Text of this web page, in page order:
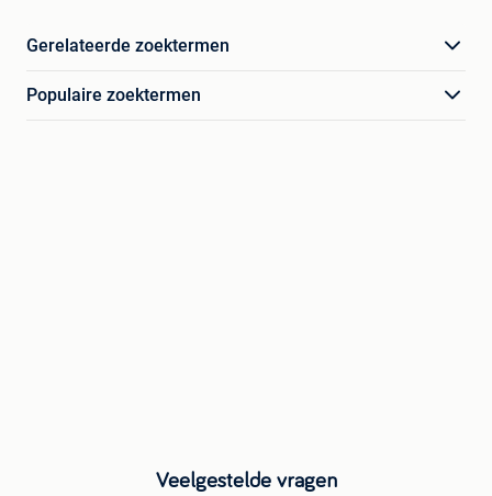
Gerelateerde zoektermen
Populaire zoektermen
Veelgestelde vragen